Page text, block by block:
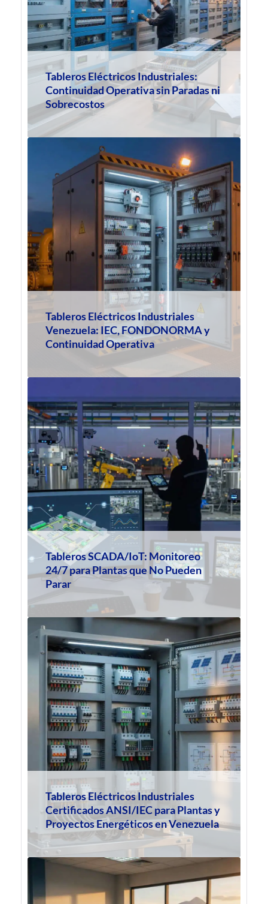
Tableros Eléctricos Industriales:
Continuidad Operativa sin Paradas ni
Sobrecostos
Tableros Eléctricos Industriales
Venezuela: IEC, FONDONORMA y
Continuidad Operativa
Tableros SCADA/IoT: Monitoreo
24/7 para Plantas que No Pueden
Parar
Tableros Eléctricos Industriales
Certificados ANSI/IEC para Plantas y
Proyectos Energéticos en Venezuela